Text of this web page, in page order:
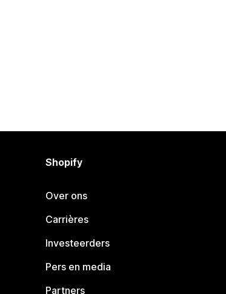
Shopify
Over ons
Carrières
Investeerders
Pers en media
Partners